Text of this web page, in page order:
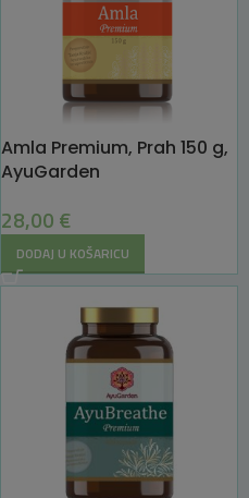
Amla Premium, Prah 150 g,
AyuGarden
28,00 €
DODAJ U KOŠARICU